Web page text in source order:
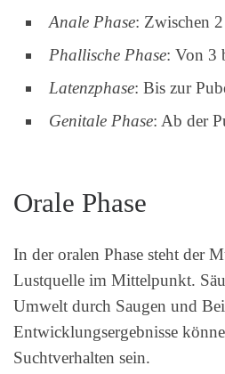
Anale Phase: Zwischen
Phallische Phase: Von 3
Latenzphase: Bis zur
Genitale Phase: Ab der
Orale Phase
In der oralen Phase steht der
Lustquelle im Mittelpunkt.
Umwelt durch Saugen und
Entwicklungsergebnisse
Suchtverhalten sein.